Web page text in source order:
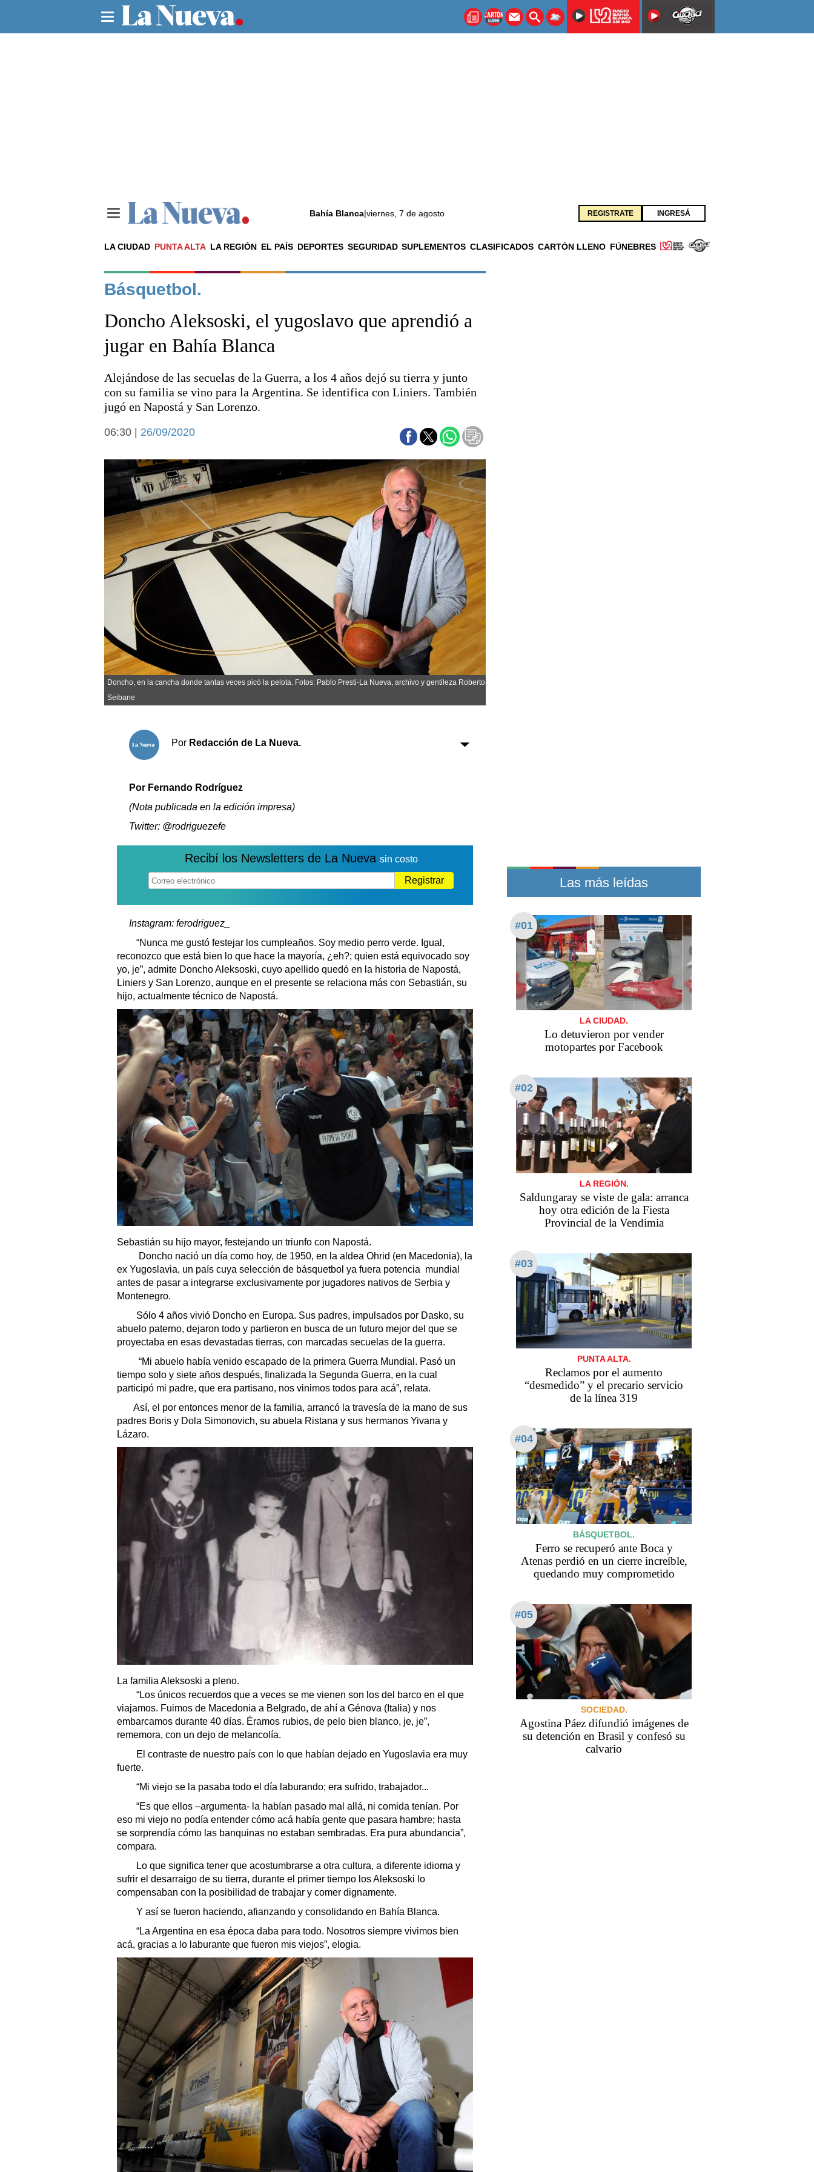
Bahía Blanca|viernes, 7 de agosto REGISTRATE INGRESÁ
LA CIUDAD PUNTA ALTA LA REGIÓN EL PAÍS DEPORTES SEGURIDAD SUPLEMENTOS CLASIFICADOS CARTÓN LLENO FÚNEBRES
Noticias
La ciudad
El país
Seguridad
Deportes
Escenario Olímpico
Arte y cultura
Cines
Economía y campo
Economía y finanzas
Con el campo
Espacio empresas
Sociedad y tiempo libre
Sociedad
Tecnología
Turismo
Salud
Es viral
El tiempo
Cartón Lleno
Fúnebres
Clasificados
Horóscopo
Servicios
Farmacias
Fúnebres
Básquetbol.
Doncho Aleksoski, el yugoslavo que aprendió a
jugar en Bahía Blanca
Alejándose de las secuelas de la Guerra, a los 4 años dejó su tierra y junto
con su familia se vino para la Argentina. Se identifica con Liniers. También
jugó en Napostá y San Lorenzo.
06:30 | 26/09/2020
Doncho, en la cancha donde tantas veces picó la pelota. Fotos: Pablo Presti-La Nueva, archivo y gentileza Roberto
Seibane
Por Redacción de La Nueva.
Por Fernando Rodríguez
(Nota publicada en la edición impresa)
Twitter: @rodriguezefe
Recibí los Newsletters de La Nueva sin costo
Registrar
Instagram: ferodriguez_
“Nunca me gustó festejar los cumpleaños. Soy medio perro verde. Igual,
reconozco que está bien lo que hace la mayoría, ¿eh?; quien está equivocado soy
yo, je”, admite Doncho Aleksoski, cuyo apellido quedó en la historia de Napostá,
Liniers y San Lorenzo, aunque en el presente se relaciona más con Sebastián, su
hijo, actualmente técnico de Napostá.
Sebastián su hijo mayor, festejando un triunfo con Napostá.
Doncho nació un día como hoy, de 1950, en la aldea Ohrid (en Macedonia), la
ex Yugoslavia, un país cuya selección de básquetbol ya fuera potencia mundial
antes de pasar a integrarse exclusivamente por jugadores nativos de Serbia y
Montenegro.
Sólo 4 años vivió Doncho en Europa. Sus padres, impulsados por Dasko, su
abuelo paterno, dejaron todo y partieron en busca de un futuro mejor del que se
proyectaba en esas devastadas tierras, con marcadas secuelas de la guerra.
“Mi abuelo había venido escapado de la primera Guerra Mundial. Pasó un
tiempo solo y siete años después, finalizada la Segunda Guerra, en la cual
participó mi padre, que era partisano, nos vinimos todos para acá”, relata.
Así, el por entonces menor de la familia, arrancó la travesía de la mano de sus
padres Boris y Dola Simonovich, su abuela Ristana y sus hermanos Yivana y
Lázaro.
La familia Aleksoski a pleno.
“Los únicos recuerdos que a veces se me vienen son los del barco en el que
viajamos. Fuimos de Macedonia a Belgrado, de ahí a Génova (Italia) y nos
embarcamos durante 40 días. Éramos rubios, de pelo bien blanco, je, je”,
rememora, con un dejo de melancolía.
El contraste de nuestro país con lo que habían dejado en Yugoslavia era muy
fuerte.
“Mi viejo se la pasaba todo el día laburando; era sufrido, trabajador...
“Es que ellos –argumenta- la habían pasado mal allá, ni comida tenían. Por
eso mi viejo no podía entender cómo acá había gente que pasara hambre; hasta
se sorprendía cómo las banquinas no estaban sembradas. Era pura abundancia”,
compara.
Lo que significa tener que acostumbrarse a otra cultura, a diferente idioma y
sufrir el desarraigo de su tierra, durante el primer tiempo los Aleksoski lo
compensaban con la posibilidad de trabajar y comer dignamente.
Y así se fueron haciendo, afianzando y consolidando en Bahía Blanca.
“La Argentina en esa época daba para todo. Nosotros siempre vivimos bien
acá, gracias a lo laburante que fueron mis viejos”, elogia.
Las más leídas
#01
LA CIUDAD.
Lo detuvieron por vender
motopartes por Facebook
#02
LA REGIÓN.
Saldungaray se viste de gala: arranca
hoy otra edición de la Fiesta
Provincial de la Vendimia
#03
PUNTA ALTA.
Reclamos por el aumento
“desmedido” y el precario servicio
de la línea 319
#04
BÁSQUETBOL.
Ferro se recuperó ante Boca y
Atenas perdió en un cierre increíble,
quedando muy comprometido
#05
SOCIEDAD.
Agostina Páez difundió imágenes de
su detención en Brasil y confesó su
calvario